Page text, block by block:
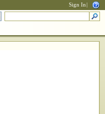
Sign In